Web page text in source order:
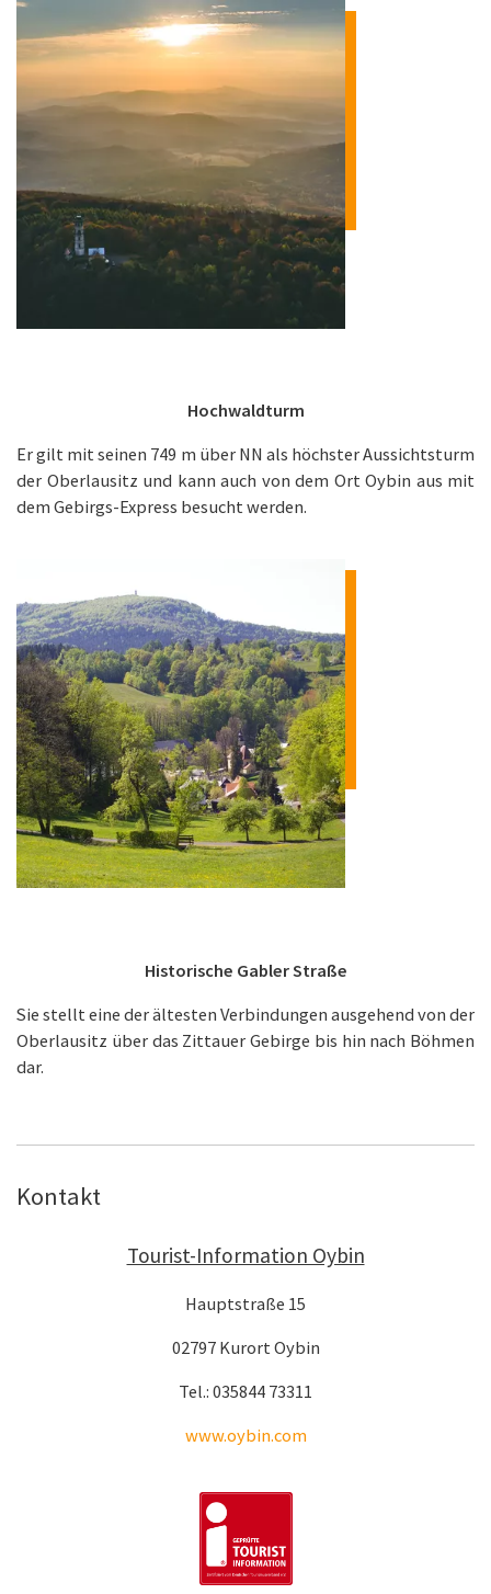
Hochwaldturm
Er gilt mit seinen 749 m über NN als höchster Aussichtsturm
der Oberlausitz und kann auch von dem Ort Oybin aus mit
dem Gebirgs-Express besucht werden.
Historische Gabler Straße
Sie stellt eine der ältesten Verbindungen ausgehend von der
Oberlausitz über das Zittauer Gebirge bis hin nach Böhmen
dar.
Kontakt
Tourist-Information Oybin
Hauptstraße 15
02797 Kurort Oybin
Tel.: 035844 73311
www.oybin.com